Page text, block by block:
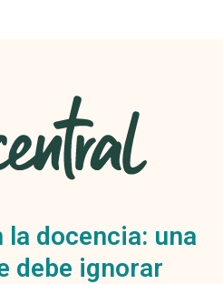
la docencia: una
debe ignorar